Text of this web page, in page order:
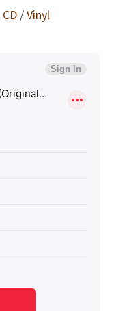
CD/Vinyl